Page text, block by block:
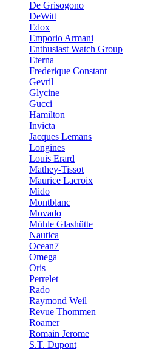
De Grisogono
DeWitt
Edox
Emporio Armani
Enthusiast Watch Group
Eterna
Frederique Constant
Gevril
Glycine
Gucci
Hamilton
Invicta
Jacques Lemans
Longines
Louis Erard
Mathey-Tissot
Maurice Lacroix
Mido
Montblanc
Movado
Mühle Glashütte
Nautica
Ocean7
Omega
Oris
Perrelet
Rado
Raymond Weil
Revue Thommen
Roamer
Romain Jerome
S.T. Dupont